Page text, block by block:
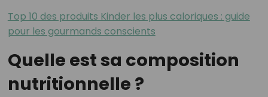
Top 10 des produits Kinder les plus caloriques : guide
pour les gourmands conscients
Quelle est sa composition
nutritionnelle ?